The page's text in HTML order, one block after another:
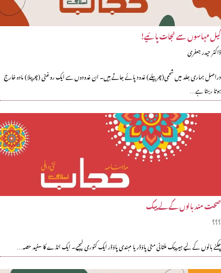
کیل مہاسوں سے نجات پائیے!
ڈاکٹر حیدر جعفری
دراصل ہماری جلد میں شحمی(چربیلے) غدود پائے جاتے ہیں۔ ان غدودوں سے ایک روغنی (چربیلا) مادہ خارج
ہوتا رہتا ہے…
صحت مند بالوں کے لے پیک
؟؟؟
چکنے بالوں کے لیے ہیر پیک ملتانی مٹی پاؤڈر یا مہندی پاؤڈر ایک کٹوری لیجیے۔ ایک انڈے کا سفید حصہ…